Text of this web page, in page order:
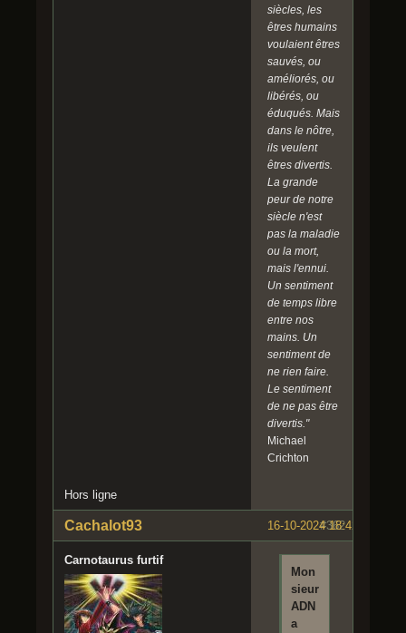
siècles, les
êtres humains
voulaient êtres
sauvés, ou
améliorés, ou
libérés, ou
éduqués. Mais
dans le nôtre,
ils veulent
êtres divertis.
La grande
peur de notre
siècle n'est
pas la maladie
ou la mort,
mais l'ennui.
Un sentiment
de temps libre
entre nos
mains. Un
sentiment de
ne rien faire.
Le sentiment
de ne pas être
divertis."
Michael
Crichton
Hors ligne
#362
16-10-2024 18:42:18
Cachalot93
Carnotaurus furtif
Mon
sieur
ADN
a